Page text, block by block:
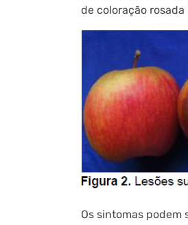
de coloração rosada
Os sintomas podem